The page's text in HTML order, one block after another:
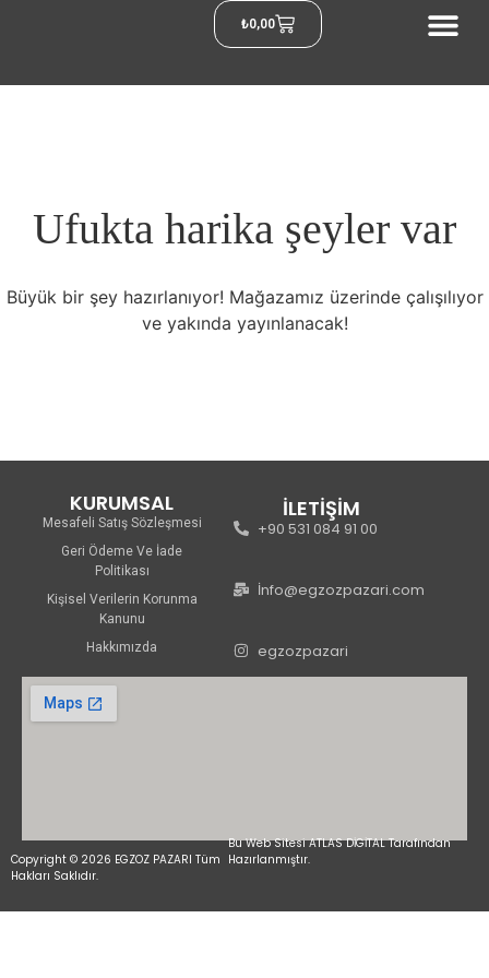
₺0,00
Ufukta harika şeyler var
Büyük bir şey hazırlanıyor! Mağazamız üzerinde çalışılıyor
ve yakında yayınlanacak!
KURUMSAL
Mesafeli Satış Sözleşmesi
Geri Ödeme Ve İade
Politikası
Kişisel Verilerin Korunma
Kanunu
Hakkımızda
İLETİŞİM
+90 531 084 91 00
İnfo@egzozpazari.com
egzozpazari
Copyright © 2026 EGZOZ PAZARI Tüm
Hakları Saklıdır.
Bu Web Sitesi ATLAS DİGİTAL Tarafından
Hazırlanmıştır.